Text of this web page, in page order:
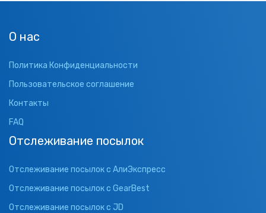
О нас
Политика Конфиденциальности
Пользовательское соглашение
Контакты
FAQ
Отслеживание посылок
Отслеживание посылок с АлиЭкспресс
Отслеживание посылок с GearBest
Отслеживание посылок с JD